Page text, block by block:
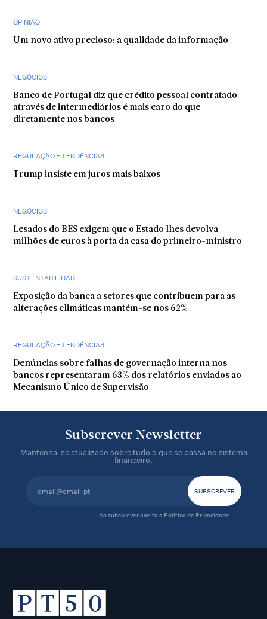
OPINIÃO
Um novo ativo precioso: a qualidade da informação
NEGÓCIOS
Banco de Portugal diz que crédito pessoal contratado
através de intermediários é mais caro do que
diretamente nos bancos
REGULAÇÃO E TENDÊNCIAS
Trump insiste em juros mais baixos
NEGÓCIOS
Lesados do BES exigem que o Estado lhes devolva
milhões de euros à porta da casa do primeiro-ministro
SUSTENTABILIDADE
Exposição da banca a setores que contribuem para as
alterações climáticas mantém-se nos 62%
REGULAÇÃO E TENDÊNCIAS
Denúncias sobre falhas de governação interna nos
bancos representaram 63% dos relatórios enviados ao
Mecanismo Único de Supervisão
Subscrever Newsletter
Mantenha-se atualizado sobre tudo o que se passa no sistema
financeiro.
Ao subscrever aceito a Política de Privacidade